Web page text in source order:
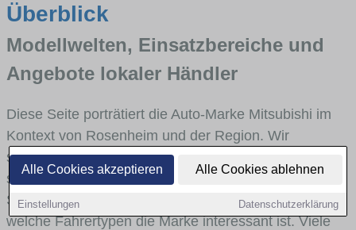
Alle Cookies akzeptieren Alle Cookies ablehnen
Einstellungen Datenschutzerklärung
Überblick
Modellwelten, Einsatzbereiche und
Angebote lokaler Händler
Diese Seite porträtiert die Auto-Marke Mitsubishi im
Kontext von Rosenheim und der Region. Wir
skizzieren, in welchen Fahrzeugklassen Mitsubishi
stark vertreten ist, welche Modellreihen häufig im
Stadt- und Umlandverkehr zu sehen sind und für
welche Fahrertypen die Marke interessant ist. Viele